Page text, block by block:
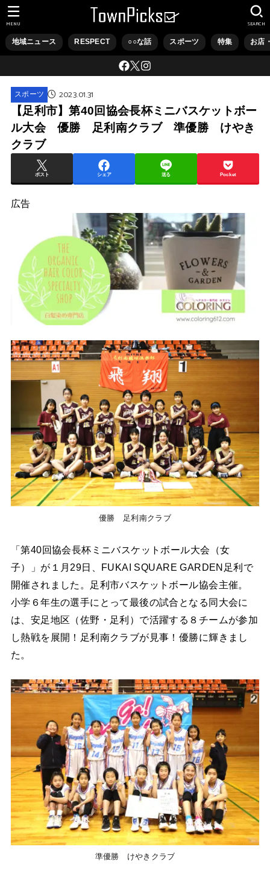
地域ニュース RESPECT ○○な話 スポーツ 特集 お店
SEARCH
MENU
スポーツ 2023.01.31
【足利市】第40回協会長杯ミニバスケットボー
ル大会 優勝 足利南クラブ 準優勝 けやき
クラブ
ポスト シェア 送る Pocket
広告
優勝 足利南クラブ
「第40回協会長杯ミニバスケットボール大会（女
子）」が１月29日、FUKAI SQUARE GARDEN足利で
開催されました。足利市バスケットボール協会主催。
小学６年生の選手にとって最後の試合となる同大会に
は、安足地区（佐野・足利）で活躍する８チームが参加
し熱戦を展開！足利南クラブが見事！優勝に輝きまし
た。
準優勝 けやきクラブ